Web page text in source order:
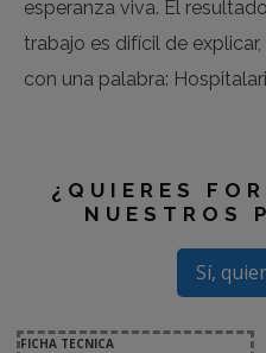
esperanza viva. El
trabajo es difícil de
con una palabra:
¿QUIERES
NUESTROS
Sí,
FICHA TECNICA